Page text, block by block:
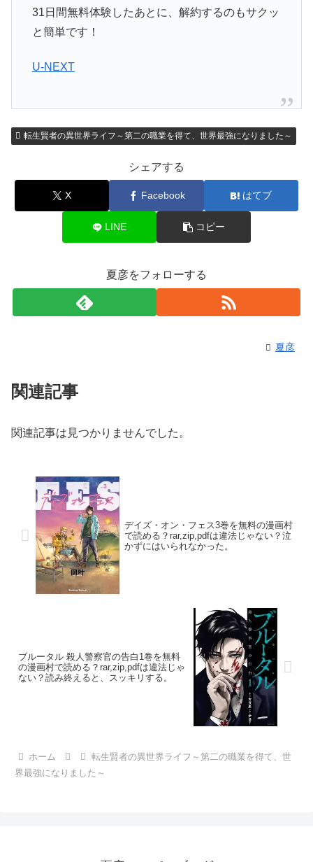
31日間無料体験したあとに、解約するのもサクッ
と簡単です！
U-NEXT
転生賢者の異世界ライフ～第二の職業を得て、世界最強になりました～
シェアする
X Facebook はてブ
LINE コピー
夏彦をフォローする
夏彦
関連記事
関連記事は見つかりませんでした。
デイズ・オン・フェス3巻を無料の漫画村
で読める？rar,zip,pdfは違法じゃない？泣
かずにはいられなかった。
ブルータル 殺人警察官の告白1巻を無料
の漫画村で読める？rar,zip,pdfは違法じゃ
ない？読み終えると、スッキリする。
ホーム
転生賢者の異世界ライフ～第二の職業を得て、世
界最強になりました～